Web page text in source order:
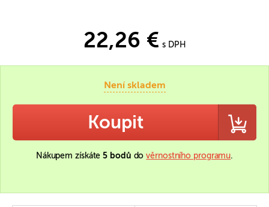
22,26 € s DPH
Není skladem
Koupit
Nákupem získáte5 bodů dověrnostního programu.